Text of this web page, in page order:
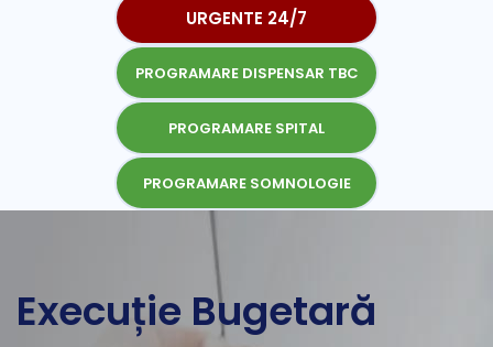
URGENTE 24/7
PROGRAMARE DISPENSAR TBC
PROGRAMARE SPITAL
PROGRAMARE SOMNOLOGIE
Execuție Bugetară